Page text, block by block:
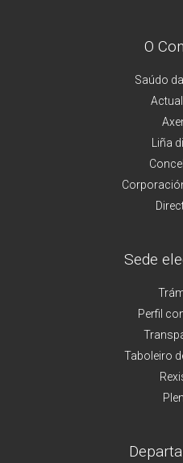
O
Saúdo
Liña
Sede
Perfil
Taboleiro